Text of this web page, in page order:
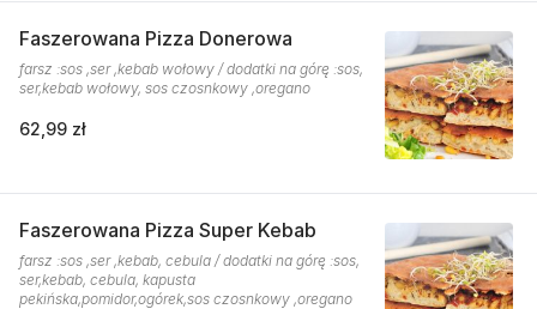
Faszerowana Pizza Donerowa
farsz :sos ,ser ,kebab wołowy / dodatki na górę :sos,
ser,kebab wołowy, sos czosnkowy ,oregano
62,99 zł
Faszerowana Pizza Super Kebab
farsz :sos ,ser ,kebab, cebula / dodatki na górę :sos,
ser,kebab, cebula, kapusta
pekińska,pomidor,ogórek,sos czosnkowy ,oregano